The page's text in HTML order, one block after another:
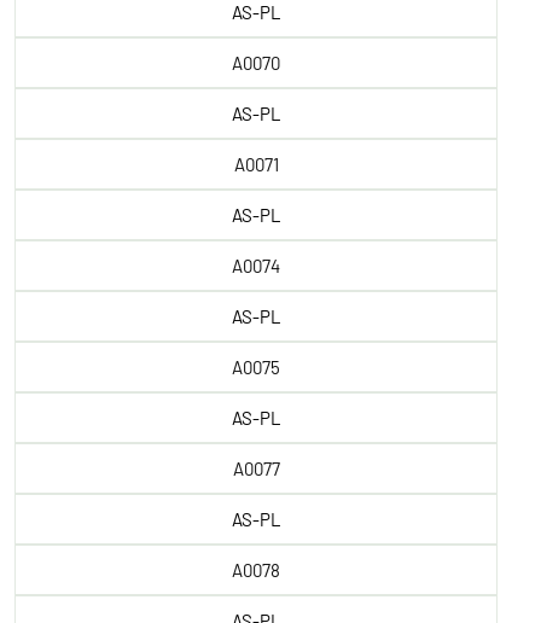
AS-PL
A0070
AS-PL
A0071
AS-PL
A0074
AS-PL
A0075
AS-PL
A0077
AS-PL
A0078